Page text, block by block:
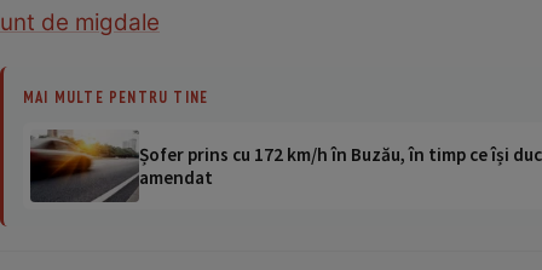
unt de migdale
MAI MULTE PENTRU TINE
Șofer prins cu 172 km/h în Buzău, în timp ce își
amendat